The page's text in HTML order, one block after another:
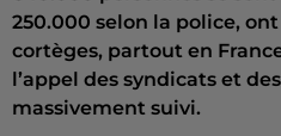
250.000 selon la police,
cortèges, partout en
l’appel des syndicats et
massivement suivi.